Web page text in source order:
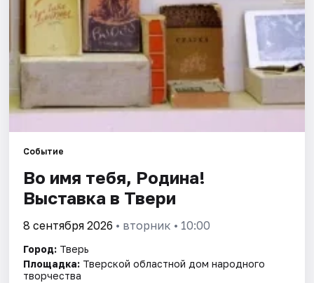
Рейтинги
Событие
Во имя тебя, Родина!
Выставка в Твери
8 сентября 2026 • вторник • 10:00
Город: Тверь
Площадка: Тверской областной дом народного
творчества